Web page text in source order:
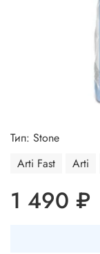
Тип: Stone
Arti Fast
Arti
1 490 ₽